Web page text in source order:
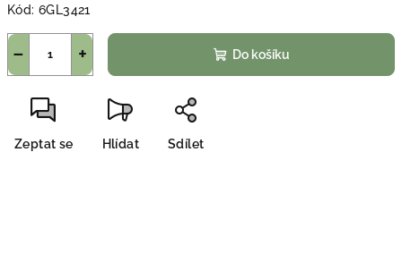
Kód: 6GL3421
+
− Do košíku
Zeptat se Hlídat Sdílet